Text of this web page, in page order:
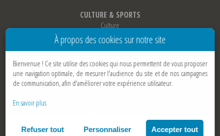
CULTURE & SPORTS
Culture
Sports
Loisirs
Associations
Jumelage
AIDE & CONTACT
Politique cookies
À propos des cookies sur notre site
Bienvenue ! Ce site utilise des cookies qui nous permettent de vous proposer
une navigation optimale, de mesurer l'audience du site et de nos campagnes
de communication, afin d'améliorer votre expérience utilisateur.
En savoir plus